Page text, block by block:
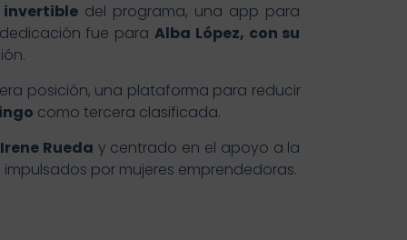
invertibledel programa, una app para
dedicación fue paraAlba López, con su
posición, una plataforma para reducir
como tercera clasificada.
Rueda y centrado en el apoyo a la
por mujeres emprendedoras.